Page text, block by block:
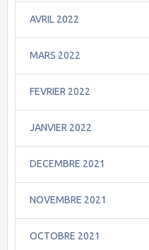
AVRIL 2022
MARS 2022
FEVRIER 2022
JANVIER 2022
DECEMBRE 2021
NOVEMBRE 2021
OCTOBRE 2021